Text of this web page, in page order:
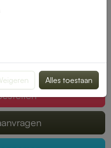
en warme maaltijden.
bereid en snel geleverd,
van je pauze.
verzorgen?
Alles toestaan